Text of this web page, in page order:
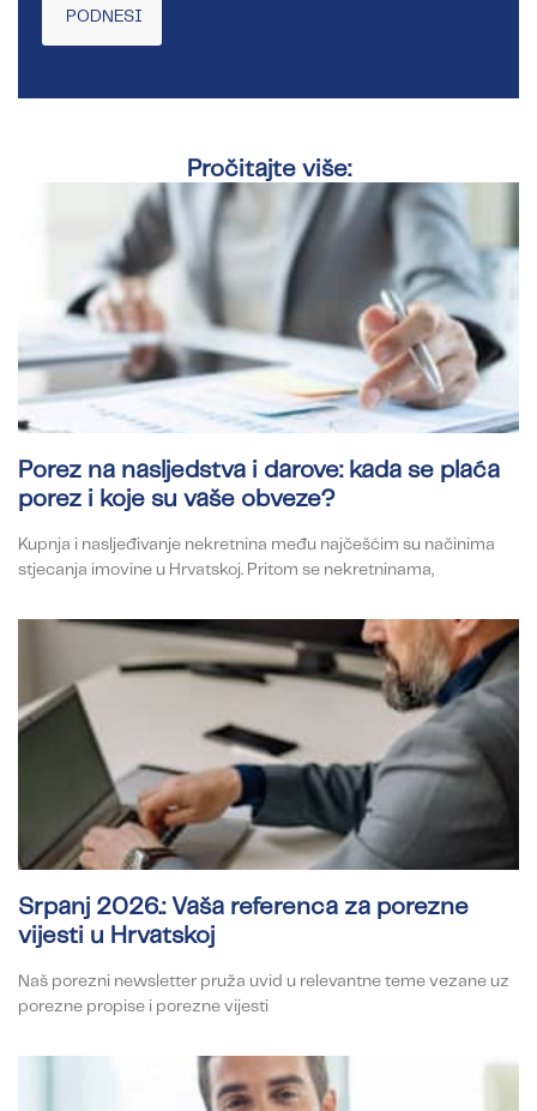
Pročitajte više:
Porez na nasljedstva i darove: kada se plaća
porez i koje su vaše obveze?
Kupnja i nasljeđivanje nekretnina među najčešćim su načinima
stjecanja imovine u Hrvatskoj. Pritom se nekretninama,
Srpanj 2026.: Vaša referenca za porezne
vijesti u Hrvatskoj
Naš porezni newsletter pruža uvid u relevantne teme vezane uz
porezne propise i porezne vijesti